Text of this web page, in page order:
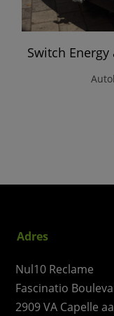
Switch
Adres
Nul10 Reclame
Fascinatio
2909 VA Capelle